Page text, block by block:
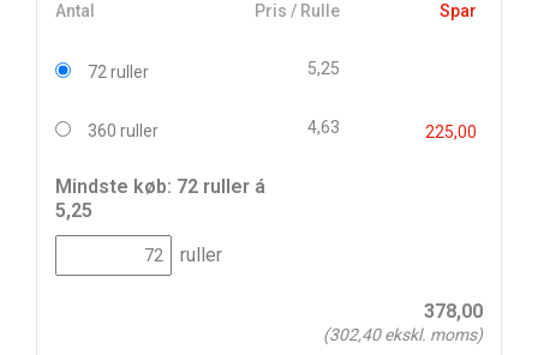
Antal Pris / Rulle Spar
72 ruller 5,25
360 ruller 4,63 225,00
Mindste køb: 72 ruller á
5,25
ruller
378,00
(302,40ekskl. moms)